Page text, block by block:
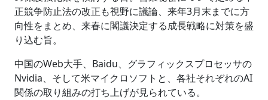
正競争防止法の改正も視野に議論、来年3月末までに方
向性をまとめ、来春に閣議決定する成長戦略に対策を盛
り込む旨。
中国のWeb大手、Baidu、グラフィックスプロセッサの
Nvidia、そして米マイクロソフトと、各社それぞれのAI
関係の取り組みの打ち上げが見られている。